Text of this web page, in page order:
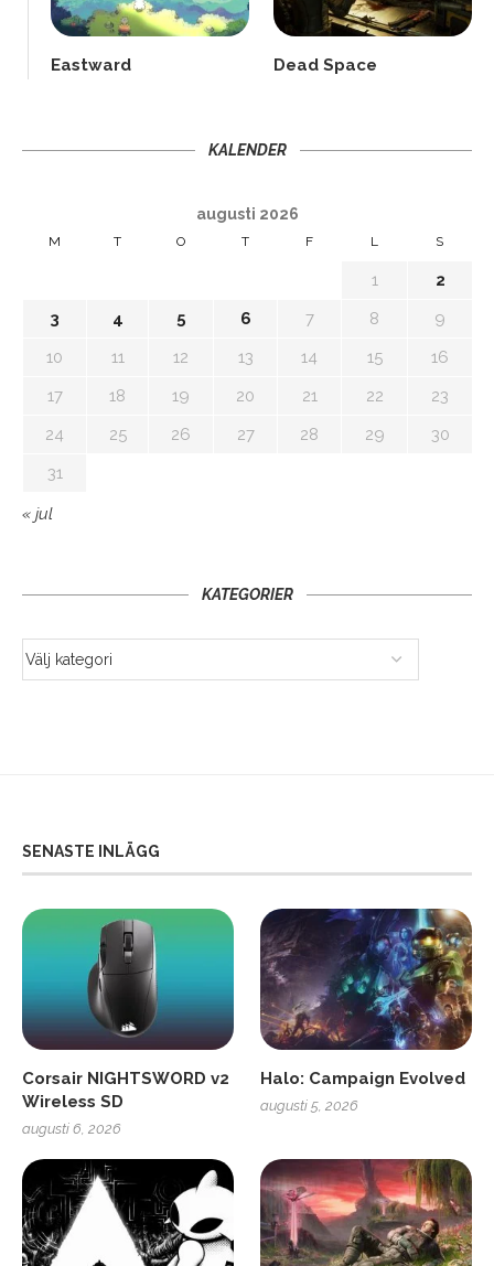
Eastward Dead Space
KALENDER
augusti 2026
M T O T F L S
1
2
3
4 5 6 7 8
9
10
11 12 13 14 15
16
17
18 19 20 21 22
23
24
25 26 27 28 29
30
31
« jul
KATEGORIER
SENASTE INLÄGG
Corsair NIGHTSWORD v2
Wireless SD
augusti 6, 2026
Halo: Campaign Evolved
augusti 5, 2026